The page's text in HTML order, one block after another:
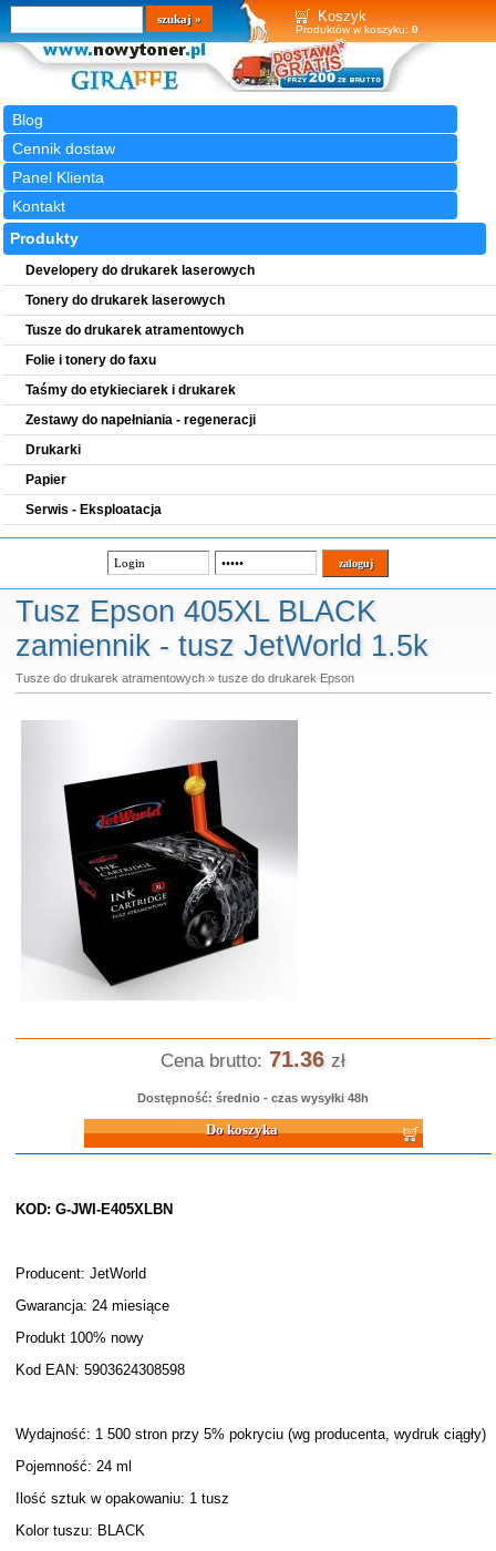
Koszyk
Produktów w koszyku: 0
Blog
Cennik dostaw
Panel Klienta
Kontakt
Wyszukiwarka
szukaj
Produkty
Developery do drukarek laserowych
Tonery do drukarek laserowych
Tusze do drukarek atramentowych
Folie i tonery do faxu
Taśmy do etykieciarek i drukarek
Zestawy do napełniania - regeneracji
Drukarki
Papier
Serwis - Eksploatacja
Tusz Epson 405XL BLACK
zamiennik - tusz JetWorld 1.5k
Tusze do drukarek atramentowych» tusze do drukarek Epson
Cena brutto: 71.36 zł
Dostępność: średnio - czas wysyłki 48h
Do koszyka
KOD: G-JWI-E405XLBN
Producent: JetWorld
Gwarancja: 24 miesiące
Produkt 100% nowy
Kod EAN: 5903624308598
Wydajność: 1 500 stron przy 5% pokryciu (wg producenta, wydruk ciągły)
Pojemność: 24 ml
Ilość sztuk w opakowaniu: 1 tusz
Kolor tuszu: BLACK